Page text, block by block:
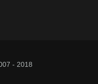
- 2018